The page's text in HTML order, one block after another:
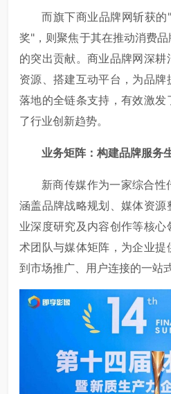
而旗下商业品牌网斩获
奖"，则聚焦于其在推动消费
的突出贡献。商业品牌网深
资源、搭建互动平台，为品
落地的全链条支持，有效激
了行业创新趋势。
业务矩阵：构建品牌服务
新商传媒作为一家综合
涵盖品牌战略规划、媒体资
业深度研究及内容创作等核
术团队与媒体矩阵，为企业
到市场推广、用户连接的一站